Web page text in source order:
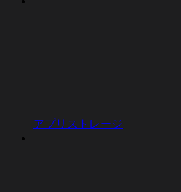
アプリストレージ